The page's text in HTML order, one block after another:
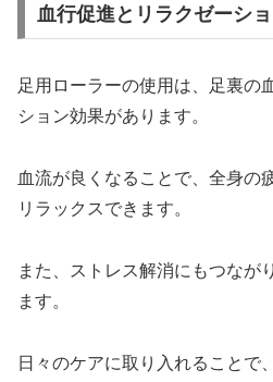
血行促進とリラクゼーシ
足用ローラーの使用は、足裏の
ション効果があります。
血流が良くなることで、全身の
リラックスできます。
また、ストレス解消にもつなが
ます。
日々のケアに取り入れることで